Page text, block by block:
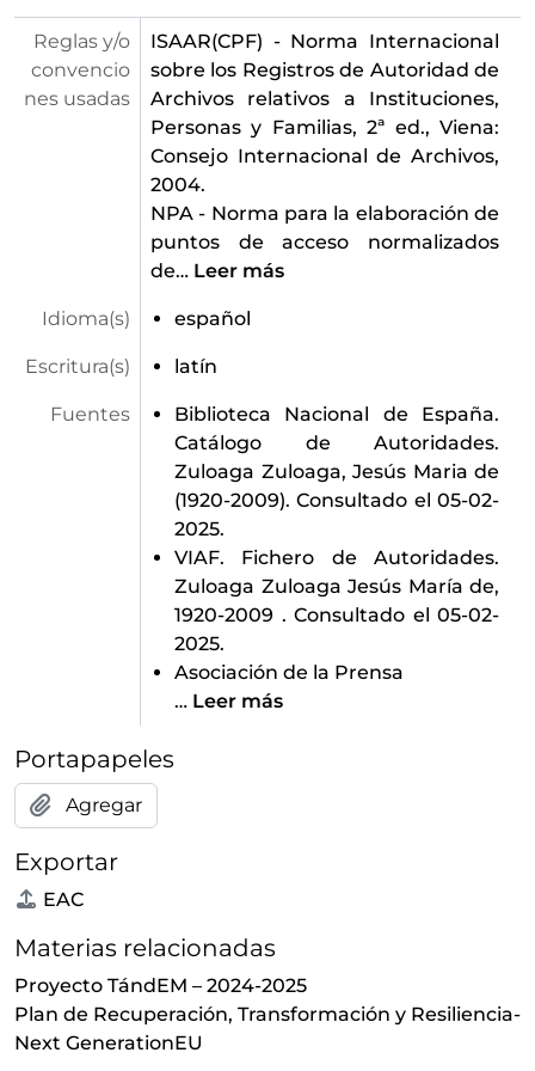
Reglas y/o
convencio
nes usadas
ISAAR(CPF) - Norma Internacional
sobre los Registros de Autoridad de
Archivos relativos a Instituciones,
Personas y Familias, 2ª ed., Viena:
Consejo Internacional de Archivos,
2004.
NPA - Norma para la elaboración de
puntos de acceso normalizados
de… Leer más
Idioma(s) español
Escritura(s) latín
Fuentes
Biblioteca Nacional de España.
Catálogo de Autoridades.
Zuloaga Zuloaga, Jesús Maria de
(1920-2009). Consultado el 05-02-
2025.
VIAF. Fichero de Autoridades.
Zuloaga Zuloaga Jesús María de,
1920-2009 . Consultado el 05-02-
2025.
Asociación de la Prensa
… Leer más
Portapapeles
Agregar
Exportar
EAC
Materias relacionadas
Proyecto TándEM – 2024-2025
Plan de Recuperación, Transformación y Resiliencia-
Next GenerationEU